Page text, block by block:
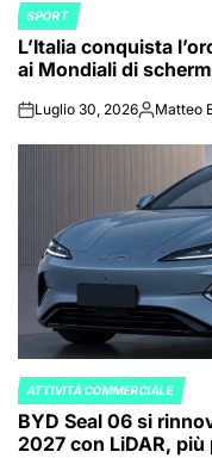
POSTED
IN
SPORT
L’Italia conquista
ai Mondiali di
onLuglio 30, 2026Posted
Matteo
POSTED
IN
ATTIVITÀ COMMERCIALE
BYD Seal 06 si
2027 con LiDAR,